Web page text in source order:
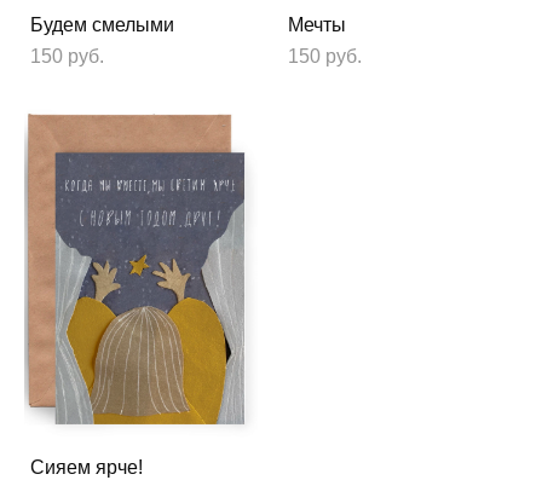
Будем смелыми
150 pуб.
Мечты
150 pуб.
Сияем ярче!